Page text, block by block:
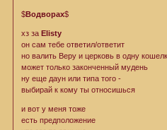
$Водворах$
хз заElistу
он сам тебе ответил/ответит
но валить Bеру и церковь в одну
может только законченный мудень
ну еще даун или типа того -
выбирай к кому ты относишься
и вот у меня тоже
есть предположение